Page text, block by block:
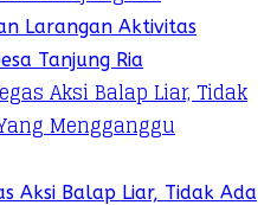
Larangan Aktivitas
Tanjung Ria
Aksi Balap Liar, Tidak Ada